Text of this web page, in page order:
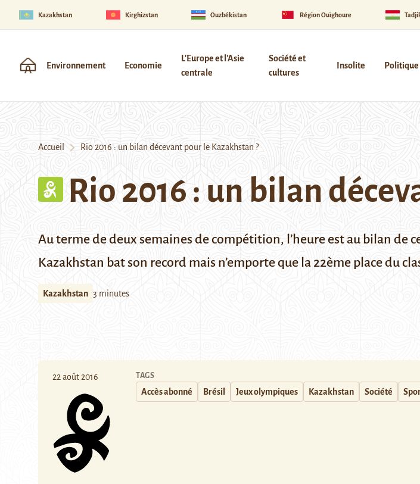
Kazakhstan Kirghizstan Ouzbékistan Région Ouïghoure
Environnement Economie
L'Europe et l'Asie
centrale
Société et
cultures
Insolite Politique
Accueil Rio 2016 : un bilan décevant pour le Kazakhstan ?
Rio 2016 : un bilan
Au terme de deux semaines de compétition, l’heure est au bilan de
Kazakhstan bat son record mais n’emporte que la 22ème place du
Kazakhstan 3 minutes
22 août 2016 TAGS
Accès abonné Brésil Jeux olympiques Kazakhstan Société